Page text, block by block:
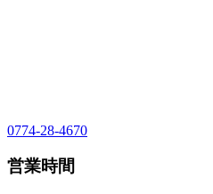
0774-28-4670
営業時間